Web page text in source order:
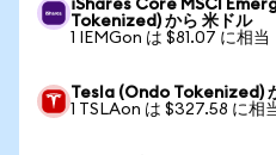
iShares Core MSCI
Tokenized) から 米ドル
1 IEMGon は $81.07 に相当
Tesla (Ondo Tokenized)
1 TSLAon は $327.58 に相